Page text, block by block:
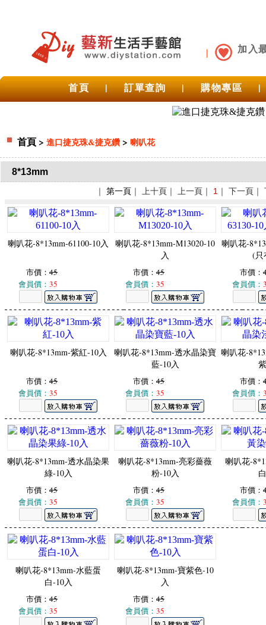
加入
首頁 | 訂單查詢 | 購物專區 |
首頁 > 進口捷克珠&捷克鑽> 喇叭花
8*13mm
｜ 第一頁 ｜ 上十頁｜ 上一頁｜ 1 ｜ 下一頁
喇叭花-8*13mm-61100-10入
市價： 45
會員價： 35
喇叭花-8*13mm-M13020-10
入
市價： 45
會員價： 35
喇叭花-
(只
市價：
會員價：
喇叭花-8*13mm-紫紅-10入
市價： 45
會員價： 35
喇叭花-8*13mm-透水晶染寶
藍-10入
市價： 45
會員價： 35
喇叭花-
市價：
會員價：
喇叭花-8*13mm-透水晶染果
綠-10入
市價： 45
會員價： 35
喇叭花-8*13mm-亮彩薔薇
粉-10入
市價： 45
會員價： 35
喇叭花-
市價：
會員價：
喇叭花-8*13mm-水藍蛋
白-10入
市價： 45
會員價： 35
喇叭花-8*13mm-寶紫色-10
入
市價： 45
會員價： 35